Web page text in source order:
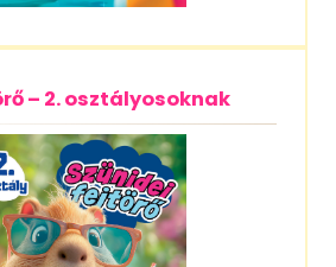
– 2. osztályosoknak